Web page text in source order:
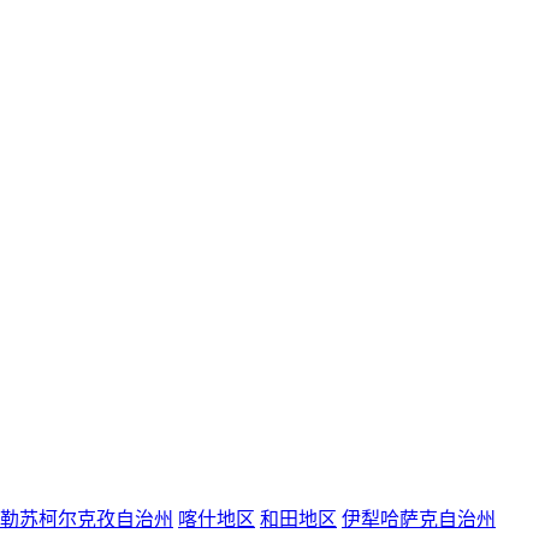
苏柯尔克孜自治州 喀什地区 和田地区 伊犁哈萨克自治州